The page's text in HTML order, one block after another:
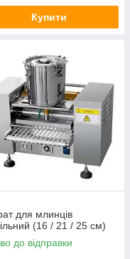
Купити
для млинців
(16 / 21 / 25 см)
до відправки